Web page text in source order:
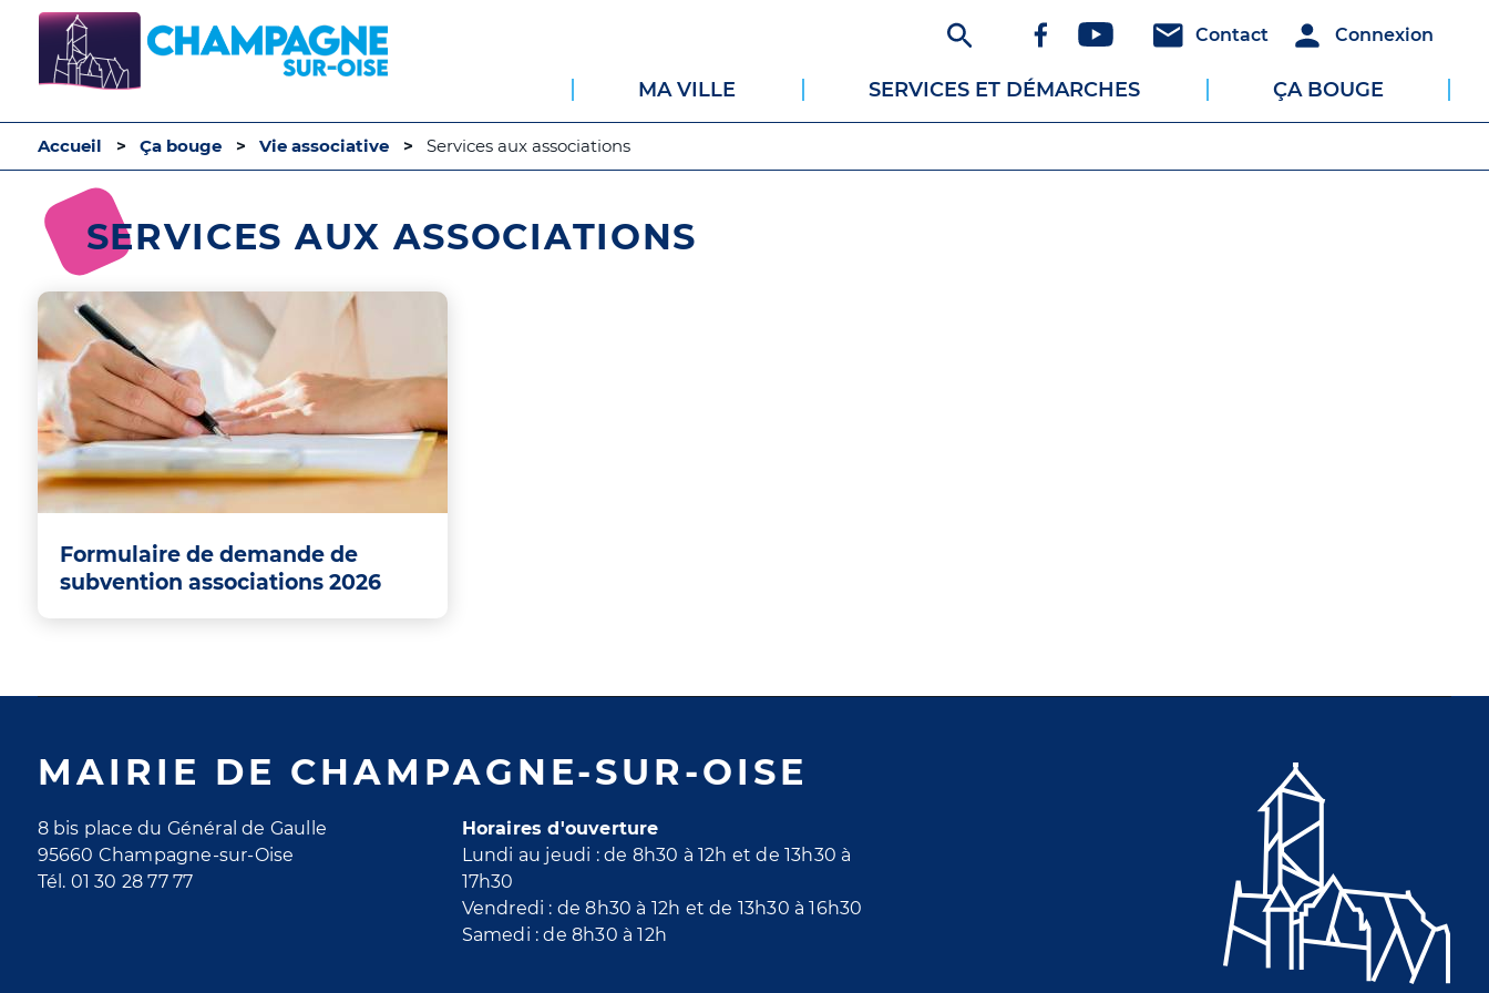
principal
Header
Connexion
Connexion
Header
Communication
Contact
Réseaux
sociaux
MA VILLE SERVICES ET DÉMARCHES ÇA BOUGE
Accueil Ça bouge Vie associative Services aux associations
SERVICES AUX ASSOCIATIONS
Formulaire de demande de
subvention associations 2026
MAIRIE DE CHAMPAGNE-SUR-OISE
8 bis place du Général de Gaulle
95660 Champagne-sur-Oise
Tél. 01 30 28 77 77
Horaires d'ouverture
Lundi au jeudi : de 8h30 à 12h et de 13h30 à
17h30
Vendredi : de 8h30 à 12h et de 13h30 à 16h30
Samedi : de 8h30 à 12h